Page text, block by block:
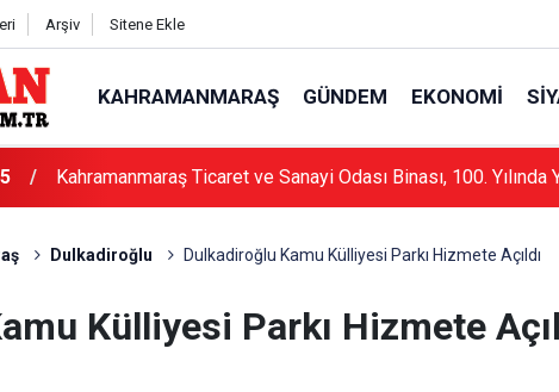
Arşiv Sitene Ekle
KAHRAMANMARAŞ GÜNDEM EKONOMI
Kahramanmaraş Ticaret ve Sanayi Odası Binası, 100. Yılında
Dulkadiroğlu Dulkadiroğlu Kamu Külliyesi Parkı Hizmete Açıldı
Külliyesi Parkı Hizmete